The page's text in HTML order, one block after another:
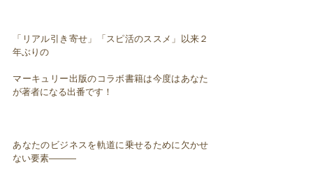
「リアル引き寄せ」「スピ活のススメ」以来２
年ぶりの
マーキュリー出版のコラボ書籍は今度はあなた
が著者になる出番です！
あなたのビジネスを軌道に乗せるために欠かせ
ない要素―――